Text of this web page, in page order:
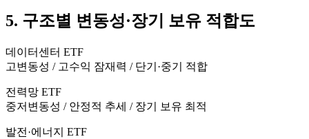
5. 구조별 변동성·장기 보유 적합도
데이터센터 ETF
고변동성 / 고수익 잠재력 / 단기·중기 적합
전력망 ETF
중저변동성 / 안정적 추세 / 장기 보유 최적
발전·에너지 ETF